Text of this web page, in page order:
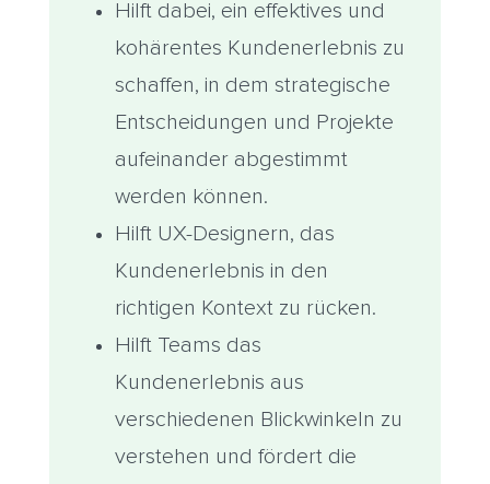
Hilft dabei, ein effektives und
kohärentes Kundenerlebnis zu
schaffen, in dem strategische
Entscheidungen und Projekte
aufeinander abgestimmt
werden können.
Hilft UX-Designern, das
Kundenerlebnis in den
richtigen Kontext zu rücken.
Hilft Teams das
Kundenerlebnis aus
verschiedenen Blickwinkeln zu
verstehen und fördert die